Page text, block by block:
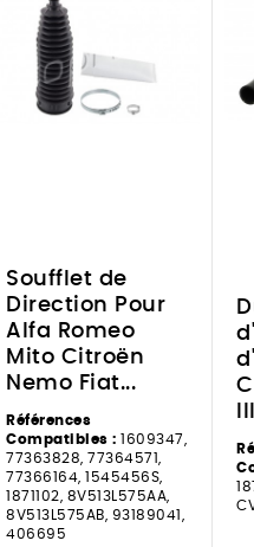
Soufflet de
Direction Pour
Alfa Romeo
Mito Citroën
Nemo Fiat...
Références
Compatibles : 1609347,
77363828, 77364571,
77366164, 1545456S,
1871102, 8V513L575AA,
8V513L575AB, 93189041,
406695